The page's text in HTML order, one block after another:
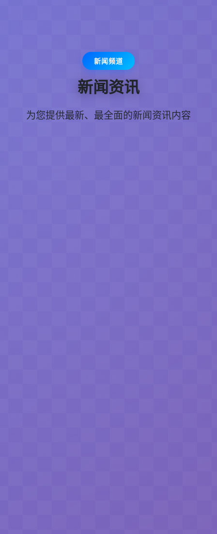
新闻频道
新闻资讯
为您提供最新、最全面的新闻资讯内容